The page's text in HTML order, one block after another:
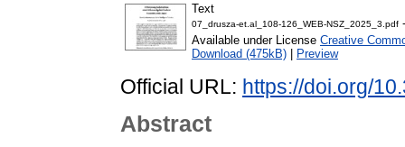
Text
07_drusza-et.al_108-126_WEB-NSZ_2025_3.pdf
Available under License Creative
Download (475kB)
Preview
Official URL: https://doi.org/
Abstract